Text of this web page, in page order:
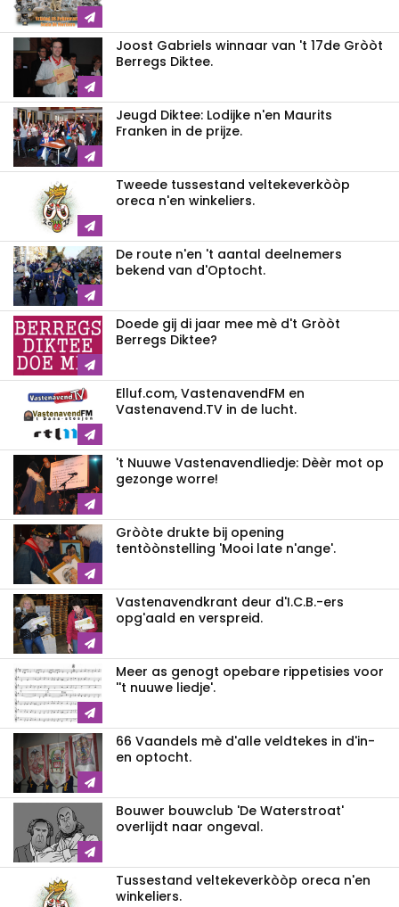
Joost Gabriels winnaar van 't 17de Gròòt
Berregs Diktee.
Jeugd Diktee: Lodijke n'en Maurits
Franken in de prijze.
Tweede tussestand veltekeverkòòp
oreca n'en winkeliers.
De route n'en 't aantal deelnemers
bekend van d'Optocht.
Doede gij di jaar mee mè d't Gròòt
Berregs Diktee?
Elluf.com, VastenavendFM en
Vastenavend.TV in de lucht.
't Nuuwe Vastenavendliedje: Dèèr mot op
gezonge worre!
Gròòte drukte bij opening
tentòònstelling 'Mooi late n'ange'.
Vastenavendkrant deur d'I.C.B.-ers
opg'aald en verspreid.
Meer as genogt opebare rippetisies voor
''t nuuwe liedje'.
66 Vaandels mè d'alle veldtekes in d'in-
en optocht.
Bouwer bouwclub 'De Waterstroat'
overlijdt naar ongeval.
Tussestand veltekeverkòòp oreca n'en
winkeliers.